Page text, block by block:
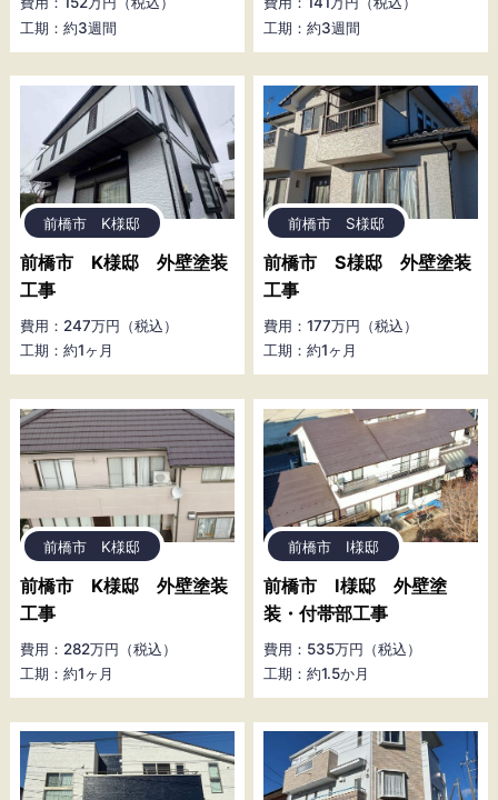
工期：約3週間
工期：約3週間
前橋市 K様邸
前橋市 K様邸 外壁塗装
工事
費用：247万円（税込）
工期：約1ヶ月
前橋市 S様邸
前橋市 S様邸 外壁塗装
工事
費用：177万円（税込）
工期：約1ヶ月
前橋市 K様邸
前橋市 K様邸 外壁塗装
工事
費用：282万円（税込）
工期：約1ヶ月
前橋市 I様邸
前橋市 I様邸 外壁塗
装・付帯部工事
費用：535万円（税込）
工期：約1.5か月